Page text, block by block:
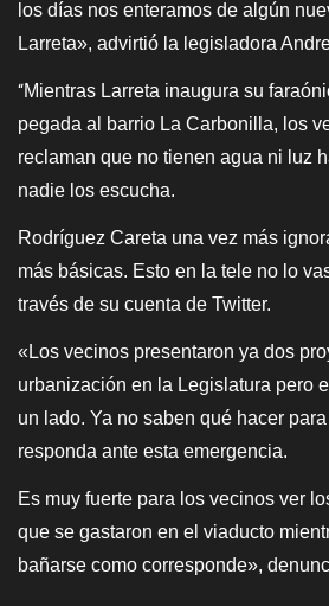
los días nos enteramos de algún
Larreta», advirtió la legisladora
“Mientras Larreta inaugura su
pegada al barrio La Carbonilla, l os
reclaman que no tienen agua ni luz
nadie l os escucha.
Rodríguez Careta una vez más
más básicas. Esto en la tele no lo
través de su cuenta de Twitter.
«Los vecinos presentaron ya dos
urbanización en la Legislatura pero
un lado. Ya no saben qué hacer
responda ante esta emergencia.
Es muy fuerte para los vecinos ver
que se gastaron en el viaducto
bañarse como corresponde»,